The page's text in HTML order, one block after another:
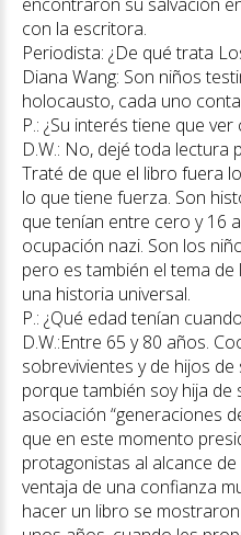
con la escritora.
Periodista: ¿De qué trata
Diana Wang: Son niños
holocausto, cada uno
P.: ¿Su interés tiene que
D.W.: No, dejé toda lectura
Traté de que el libro fuera
lo que tiene fuerza. Son
que tenían entre cero y 16
ocupación nazi. Son los
pero es también el tema
una historia universal.
P.: ¿Qué edad tenían
D.W.:Entre 65 y 80 años.
sobrevivientes y de hijos
porque también soy hija de
asociación “generaciones
que en este momento
protagonistas al alcance
ventaja de una confianza
hacer un libro se